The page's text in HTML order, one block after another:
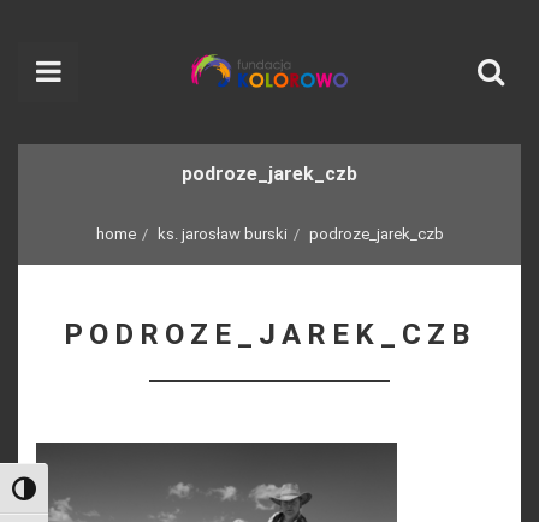
Toggle High Contrast
podroze_jarek_czb
home ks. jarosław burski podroze_jarek_czb
PODROZE_JAREK_CZB